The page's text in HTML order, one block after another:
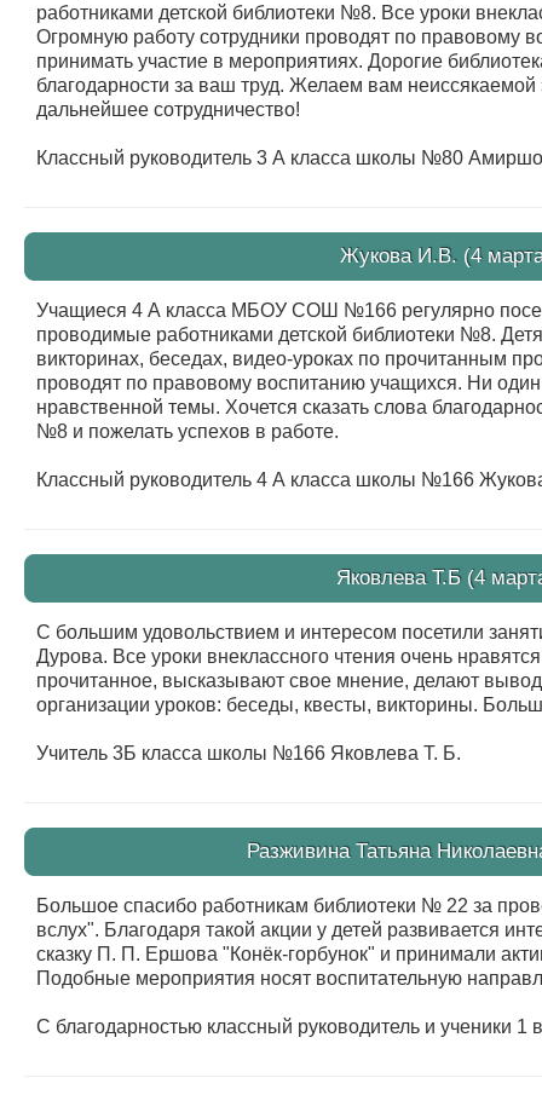
работниками детской библиотеки №8. Все уроки
Огромную работу сотрудники проводят по правовому
принимать участие в мероприятиях. Дорогие
благодарности за ваш труд. Желаем вам
дальнейшее сотрудничество!
Классный руководитель 3 А класса школы №80
Жукова И.В. (4
Учащиеся 4 А класса МБОУ СОШ №166 регулярно
проводимые работниками детской библиотеки №8.
викторинах, беседах, видео-уроках по прочитанным
проводят по правовому воспитанию учащихся. Ни
нравственной темы. Хочется сказать слова
№8 и пожелать успехов в работе.
Классный руководитель 4 А класса школы №166
Яковлева Т.Б (4
С большим удовольствием и интересом посетили
Дурова. Все уроки внеклассного чтения очень
прочитанное, высказывают свое мнение, делают
организации уроков: беседы, квесты, викторины.
Учитель 3Б класса школы №166 Яковлева Т. Б.
Разживина Татьяна
Большое спасибо работникам библиотеки № 22 за
вслух". Благодаря такой акции у детей развивается
сказку П. П. Ершова "Конёк-горбунок" и принимали
Подобные мероприятия носят воспитательную
С благодарностью классный руководитель и ученики 1